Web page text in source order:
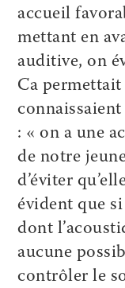
accueil
mettant en
auditive, on
Ca permettait
: « on a une
de notre
d’éviter
évident que
dont
aucune
contrôler le